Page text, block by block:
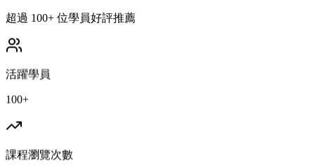
超過 100+ 位學員好評推薦
活躍學員
100+
課程瀏覽次數